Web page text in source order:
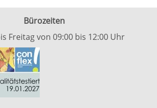
Bürozeiten
Freitag von 09:00 bis 12:00 Uhr